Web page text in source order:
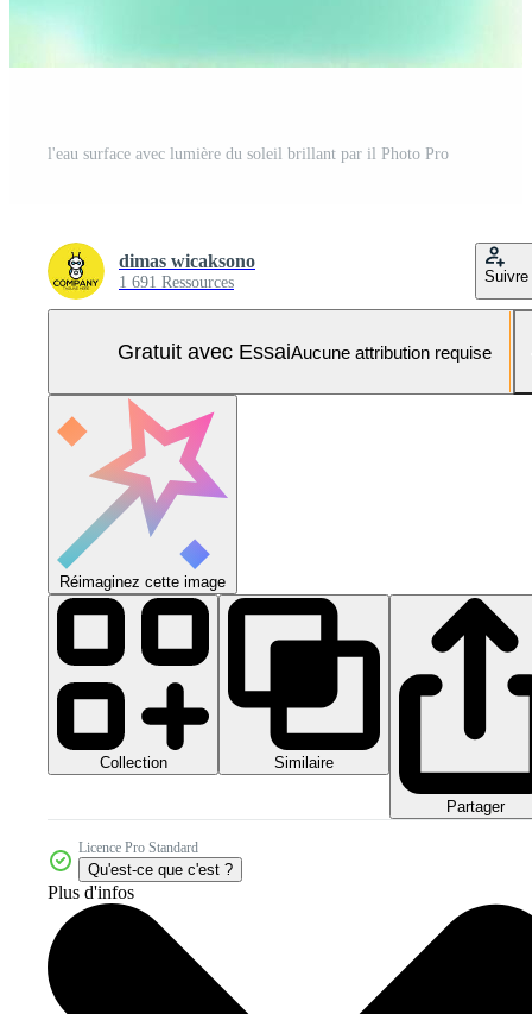
l'eau surface avec lumière du soleil brillant par il Photo Pro
dimas wicaksono
1 691 Ressources Suivre
Gratuit avec EssaiAucune attribution requise
Réimaginez cette image
Collection Similaire
Partager
Licence Pro Standard
Qu'est-ce que c'est ?
Plus d'infos